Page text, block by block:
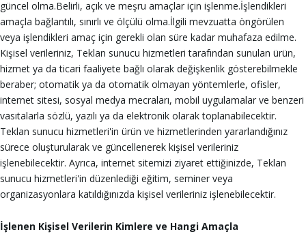
güncel olma.Belirli, açık ve meşru amaçlar için işlenme.İşlendikleri
amaçla bağlantılı, sınırlı ve ölçülü olma.İlgili mevzuatta öngörülen
veya işlendikleri amaç için gerekli olan süre kadar muhafaza edilme.
Kişisel verileriniz, Teklan sunucu hizmetleri tarafından sunulan ürün,
hizmet ya da ticari faaliyete bağlı olarak değişkenlik gösterebilmekle
beraber; otomatik ya da otomatik olmayan yöntemlerle, ofisler,
internet sitesi, sosyal medya mecraları, mobil uygulamalar ve benzeri
vasıtalarla sözlü, yazılı ya da elektronik olarak toplanabilecektir.
Teklan sunucu hizmetleri'in ürün ve hizmetlerinden yararlandığınız
sürece oluşturularak ve güncellenerek kişisel verileriniz
işlenebilecektir. Ayrıca, internet sitemizi ziyaret ettiğinizde, Teklan
sunucu hizmetleri'in düzenlediği eğitim, seminer veya
organizasyonlara katıldığınızda kişisel verileriniz işlenebilecektir.
İşlenen Kişisel Verilerin Kimlere ve Hangi Amaçla